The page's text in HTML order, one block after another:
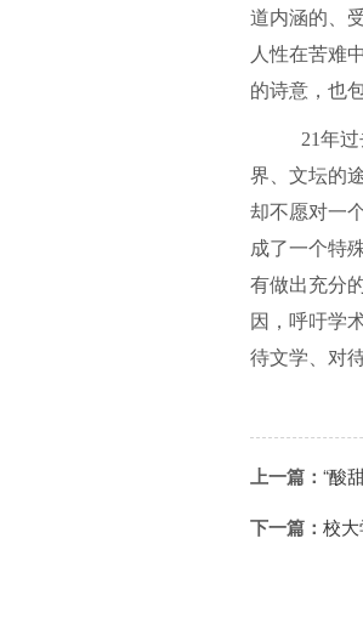
道内涵的、
人性在苦难
的诗意，也
21年
界、文坛的
却不愿对一
成了一个特
有做出充分
因，呼吁学
待文学、对
上一篇： “酸
下一篇： 校